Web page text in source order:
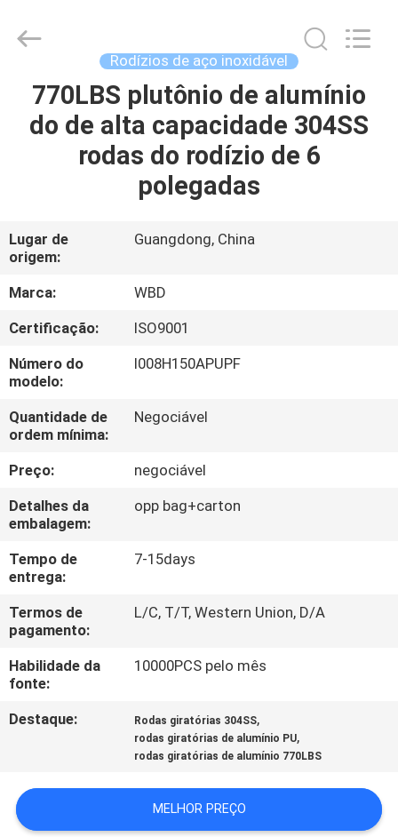
CASA
PRODUTOS
SOBRE
NÓS
EXCURSÃO
DA
FÁBRICA
CONTROLE
DA
QUALIDADE
CONTACTE-
NOS
PEÇA
CITAÇÕES
MAPA
DO
Metal
Reserved.
Rodízios de aço inoxidável
770LBS plutônio de alumínio
do de alta capacidade 304SS
rodas do rodízio de 6
polegadas
Lugar de
origem:
Guangdong, China
Marca:
WBD
Certificação:
ISO9001
Número do
modelo:
I008H150APUPF
Quantidade de
ordem mínima:
Negociável
Preço:
negociável
Detalhes da
embalagem:
opp bag+carton
Tempo de
entrega:
7-15days
Termos de
pagamento:
L/C, T/T, Western Union, D/A
Habilidade da
fonte:
10000PCS pelo mês
Destaque: Rodas giratórias 304SS,
rodas giratórias de alumínio PU,
rodas giratórias de alumínio 770LBS
MELHOR PREÇO